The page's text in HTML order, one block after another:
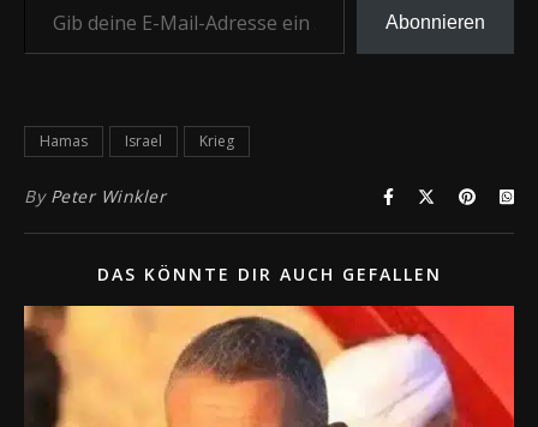
Abonnieren
Hamas Israel Krieg
By Peter Winkler
DAS KÖNNTE DIR AUCH GEFALLEN